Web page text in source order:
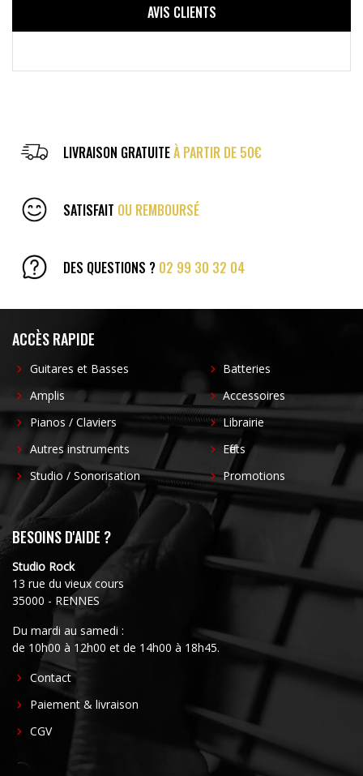
AVIS CLIENTS
LIVRAISON GRATUITEÀ PARTIR DE 50€
SATISFAIT OU REMBOURSÉ
DES QUESTIONS ? 02 99 30 32 04
ACCÈS RAPIDE
Guitares et Basses
Amplis
Pianos / Claviers
Autres instruments
Studio / Sonorisation
Batteries
Accessoires
Librairie
Effets
Promotions
BESOINS D'AIDE ?
Studio Rock
13 rue du vieux cours
35000 - RENNES
Du mardi au samedi :
de 10h00 à 12h00 et de 14h00 à 18h45.
FOOTER
CENTER
Contact
Paiement & livraison
CGV